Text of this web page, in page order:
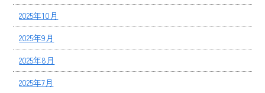
2025年10月
2025年9月
2025年8月
2025年7月